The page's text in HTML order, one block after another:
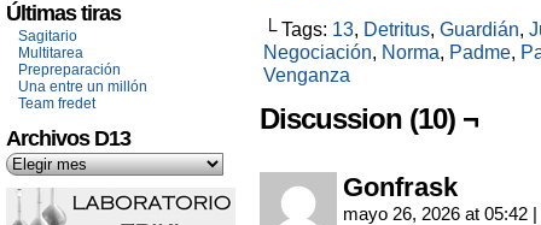
Últimas tiras
Sagitario
Multitarea
Prepreparación
Una entre un millón
Team fredet
Archivos D13
└ Tags: 13, Detritus, Guardián,
Negociación, Norma, Padme,
Venganza
Discussion (10) ¬
Gonfrask
mayo 26, 2026 at 05:42 |